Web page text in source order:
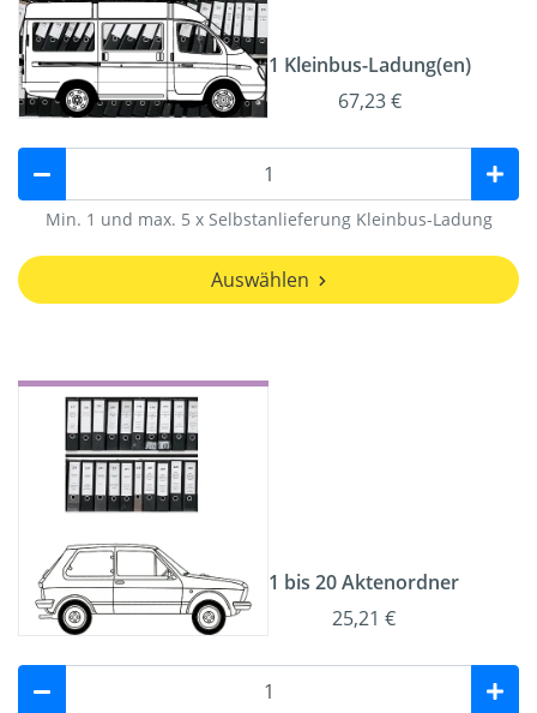
1 Kleinbus-Ladung(en)
67,23 €
Min. 1 und max. 5 x Selbstanlieferung Kleinbus-Ladung
Auswählen
1 bis 20 Aktenordner
25,21 €